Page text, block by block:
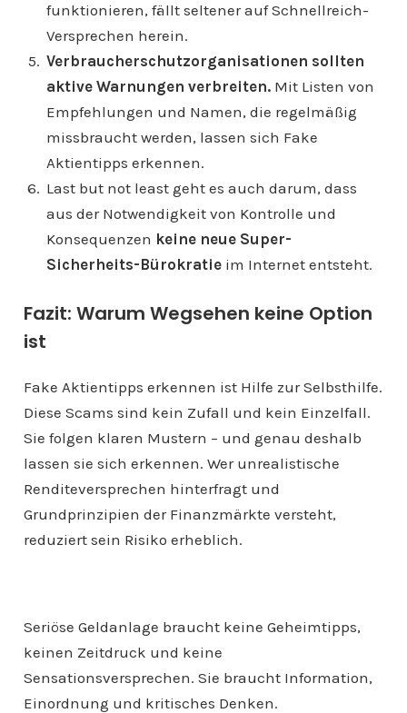
funktionieren, fällt seltener auf Schnellreich-
Versprechen herein.
Verbraucherschutzorganisationen sollten
aktive Warnungen verbreiten.Mit Listen von
Empfehlungen und Namen, die regelmäßig
missbraucht werden, lassen sich Fake
Aktientipps erkennen.
Last but not least geht es auch darum, dass
aus der Notwendigkeit von Kontrolle und
Konsequenzen keine neue Super-
Sicherheits-Bürokratieim Internet entsteht.
Fazit: Warum Wegsehen keine Option
ist
Fake Aktientipps erkennen ist Hilfe zur Selbsthilfe.
Diese Scams sind kein Zufall und kein Einzelfall.
Sie folgen klaren Mustern – und genau deshalb
lassen sie sich erkennen. Wer unrealistische
Renditeversprechen hinterfragt und
Grundprinzipien der Finanzmärkte versteht,
reduziert sein Risiko erheblich.
Seriöse Geldanlage braucht keine Geheimtipps,
keinen Zeitdruck und keine
Sensationsversprechen. Sie braucht Information,
Einordnung und kritisches Denken.